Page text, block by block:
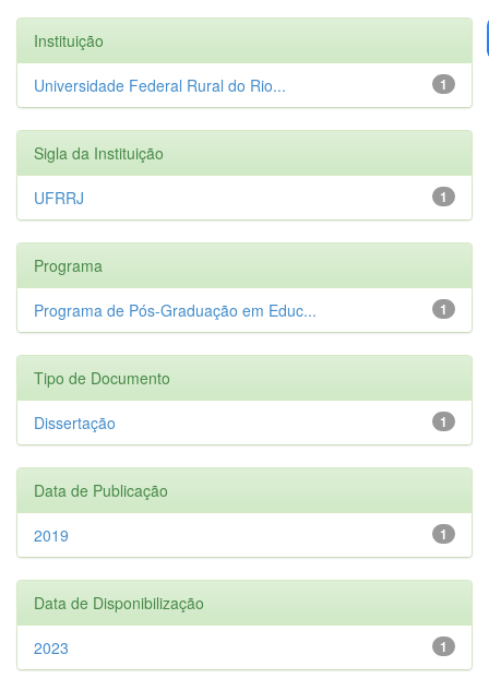
Instituição
1
Universidade Federal Rural do Rio...
Sigla da Instituição
1
UFRRJ
Programa
1
Programa de Pós-Graduação em Educ...
Tipo de Documento
1
Dissertação
Data de Publicação
1
2019
Data de Disponibilização
1
2023